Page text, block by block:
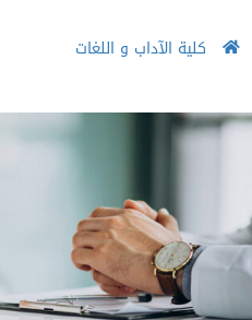
كلية الآداب و اللغات